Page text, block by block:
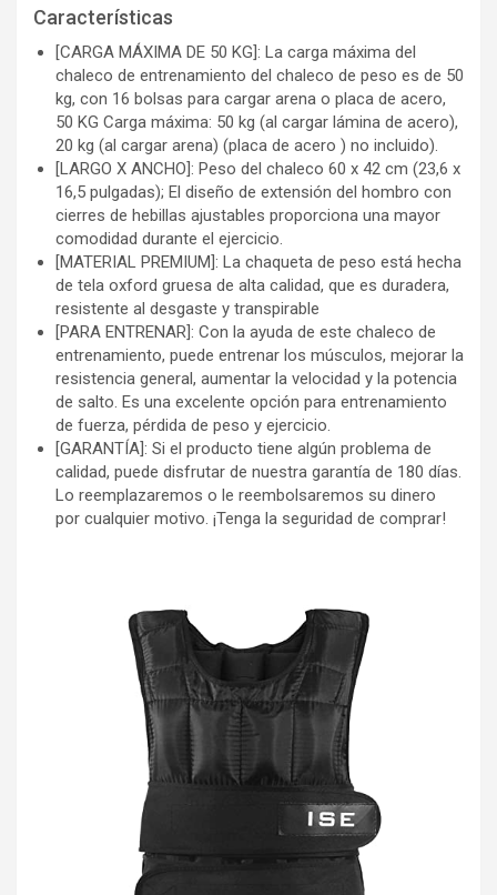
Características
[CARGA MÁXIMA DE 50 KG]: La carga máxima del
chaleco de entrenamiento del chaleco de peso es de 50
kg, con 16 bolsas para cargar arena o placa de acero,
50 KG Carga máxima: 50 kg (al cargar lámina de acero),
20 kg (al cargar arena) (placa de acero ) no incluido).
[LARGO X ANCHO]: Peso del chaleco 60 x 42 cm (23,6 x
16,5 pulgadas); El diseño de extensión del hombro con
cierres de hebillas ajustables proporciona una mayor
comodidad durante el ejercicio.
[MATERIAL PREMIUM]: La chaqueta de peso está hecha
de tela oxford gruesa de alta calidad, que es duradera,
resistente al desgaste y transpirable
[PARA ENTRENAR]: Con la ayuda de este chaleco de
entrenamiento, puede entrenar los músculos, mejorar la
resistencia general, aumentar la velocidad y la potencia
de salto. Es una excelente opción para entrenamiento
de fuerza, pérdida de peso y ejercicio.
[GARANTÍA]: Si el producto tiene algún problema de
calidad, puede disfrutar de nuestra garantía de 180 días.
Lo reemplazaremos o le reembolsaremos su dinero
por cualquier motivo. ¡Tenga la seguridad de comprar!